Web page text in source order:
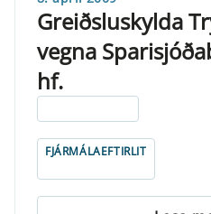
Greiðsluskylda
vegna
hf.
FJÁRMÁLAEFTIRLIT